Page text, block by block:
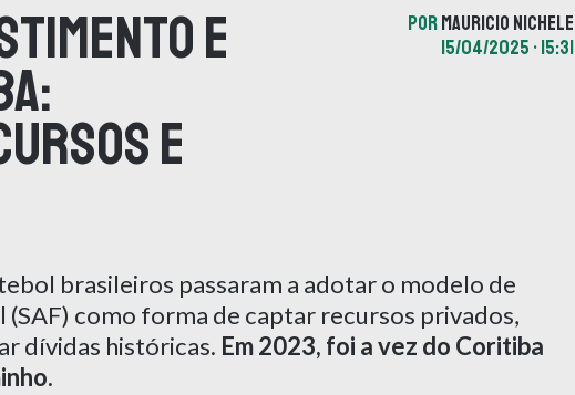
e
e
PORMAURICIO NICHELE
15/04/2025 • 15:31
brasileiros passaram a adotar o modelo de
como forma de captar recursos privados,
dívidas históricas. Em 2023, foi a vez do Coritiba